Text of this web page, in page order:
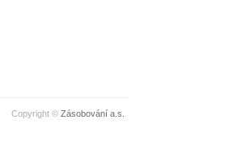
Copyright © Zásobování a.s.